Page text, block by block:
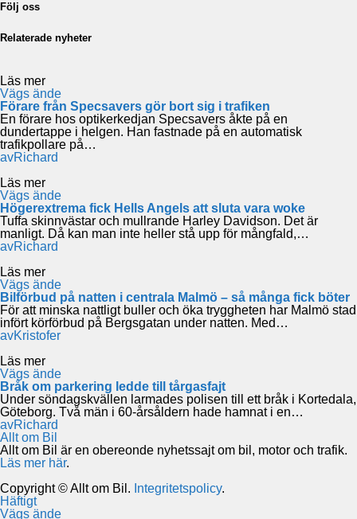
Följ oss
Relaterade nyheter
Läs mer
Vägs ände
Förare från Specsavers gör bort sig i trafiken
En förare hos optikerkedjan Specsavers åkte på en
dundertappe i helgen. Han fastnade på en automatisk
trafikpollare på…
avRichard
Läs mer
Vägs ände
Högerextrema fick Hells Angels att sluta vara woke
Tuffa skinnvästar och mullrande Harley Davidson. Det är
manligt. Då kan man inte heller stå upp för mångfald,…
avRichard
Läs mer
Vägs ände
Bilförbud på natten i centrala Malmö – så många fick böter
För att minska nattligt buller och öka tryggheten har Malmö stad
infört körförbud på Bergsgatan under natten. Med…
avKristofer
Läs mer
Vägs ände
Bråk om parkering ledde till tårgasfajt
Under söndagskvällen larmades polisen till ett bråk i Kortedala,
Göteborg. Två män i 60-årsåldern hade hamnat i en…
avRichard
Allt om Bil
Allt om Bil är en obereonde nyhetssajt om bil, motor och trafik.
Läs mer här.
Copyright © Allt om Bil. Integritetspolicy.
Häftigt
Vägs ände